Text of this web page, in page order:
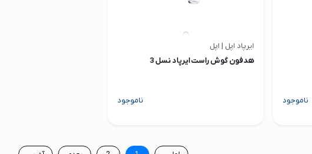
ناموجود
ایرپاد اپل | اپل
هدفون گوش راست ایرپاد نسل 3
ناموجود